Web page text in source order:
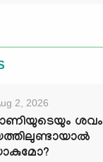
2, 2026
ശവം